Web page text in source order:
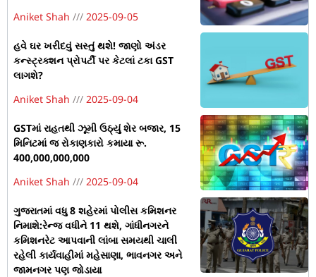
Aniket Shah
2025-09-05
હવે ઘર ખરીદવું સસ્તું થશે! જાણો અંડર
કન્સ્ટ્રક્શન પ્રોપર્ટી પર કેટલાં ટકા GST
લાગશે?
Aniket Shah
2025-09-04
GSTમાં રાહતથી ઝૂમી ઉઠ્યું શેર બજાર, 15
મિનિટમાં જ રોકાણકારો કમાયા રૂ.
400,000,000,000
Aniket Shah
2025-09-04
ગુજરાતમાં વધુ 8 શહેરમાં પોલીસ કમિશનર
નિમાશે:રેન્જ વધીને 11 થશે, ગાંધીનગરને
કમિશનરેટ આપવાની લાંબા સમયથી ચાલી
રહેલી કાર્યવાહીમાં મહેસાણા, ભાવનગર અને
જામનગર પણ જોડાયા